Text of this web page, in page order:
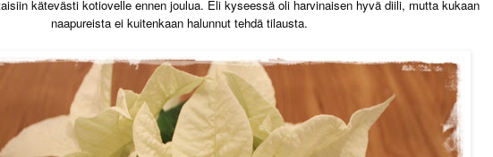
kätevästi kotiovelle ennen joulua. Eli kyseessä oli harvinaisen hyvä diili, mutta kukaan
naapureista ei kuitenkaan halunnut tehdä tilausta.